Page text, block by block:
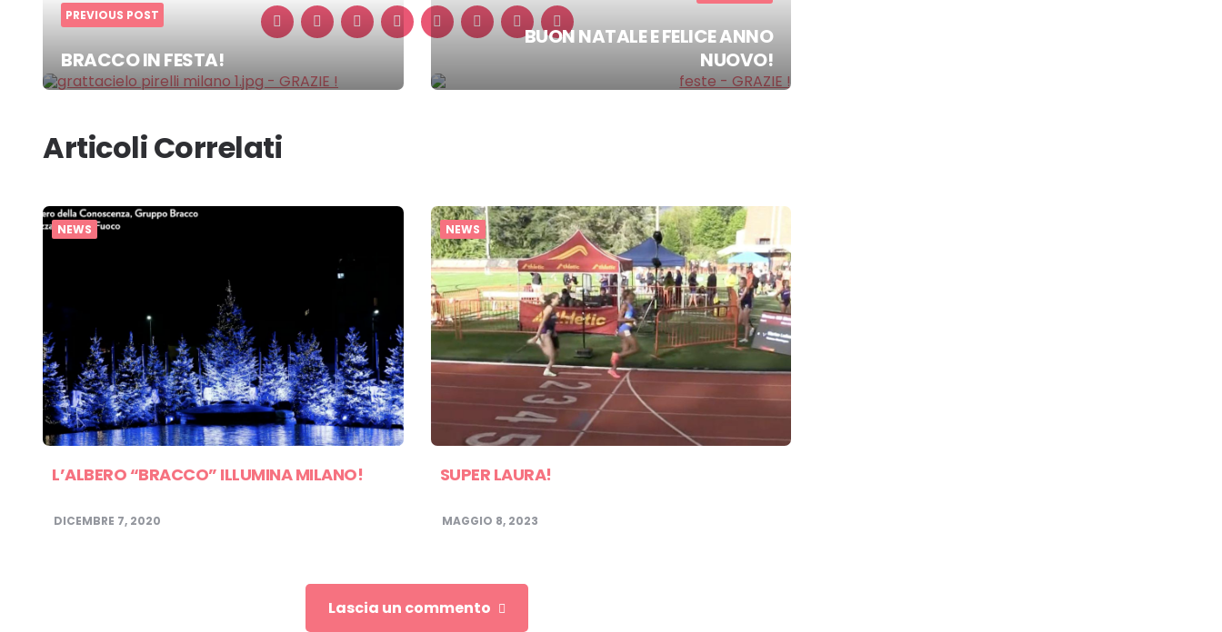
Post
PREVIOUS POST
BRACCO IN FESTA!
BUON NATALE E FELICE ANNO
NUOVO!
Articoli Correlati
NEWS
L’ALBERO “BRACCO” ILLUMINA MILANO!
DICEMBRE 7, 2020
NEWS
SUPER LAURA!
MAGGIO 8, 2023
Lascia un commento